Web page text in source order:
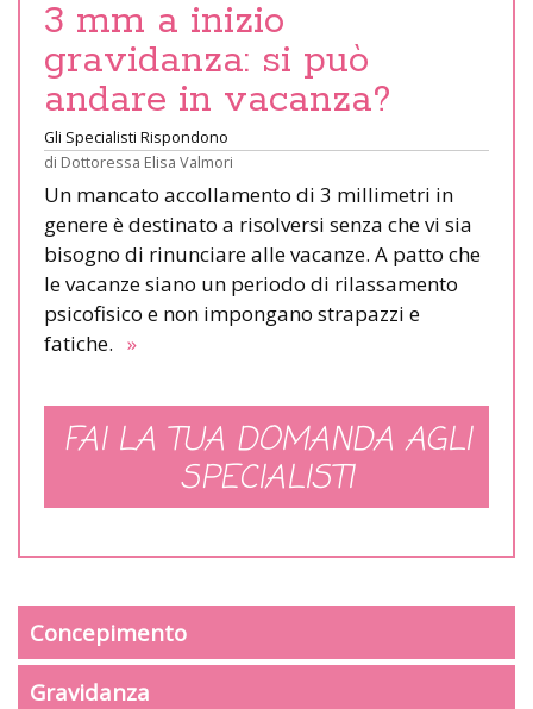
3 mm a inizio
gravidanza: si può
andare in vacanza?
Gli Specialisti Rispondono
di Dottoressa Elisa Valmori
Un mancato accollamento di 3 millimetri in
genere è destinato a risolversi senza che vi sia
bisogno di rinunciare alle vacanze. A patto che
le vacanze siano un periodo di rilassamento
psicofisico e non impongano strapazzi e
fatiche. »
FAI LA TUA DOMANDA AGLI
SPECIALISTI
Concepimento
Gravidanza